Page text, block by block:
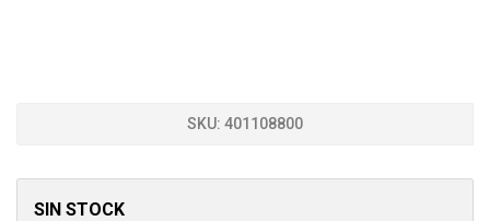
SKU: 401108800
SIN STOCK